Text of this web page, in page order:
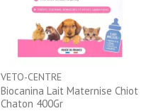
VETO-CENTRE
Biocanina Lait Maternise Chiot
Chaton 400Gr